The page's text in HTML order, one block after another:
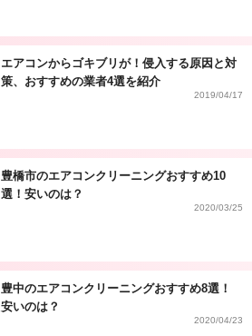
エアコンからゴキブリが！侵入する原因と対
策、おすすめの業者4選を紹介
2019/04/17
豊橋市のエアコンクリーニングおすすめ10
選！安いのは？
2020/03/25
豊中のエアコンクリーニングおすすめ8選！
安いのは？
2020/04/23